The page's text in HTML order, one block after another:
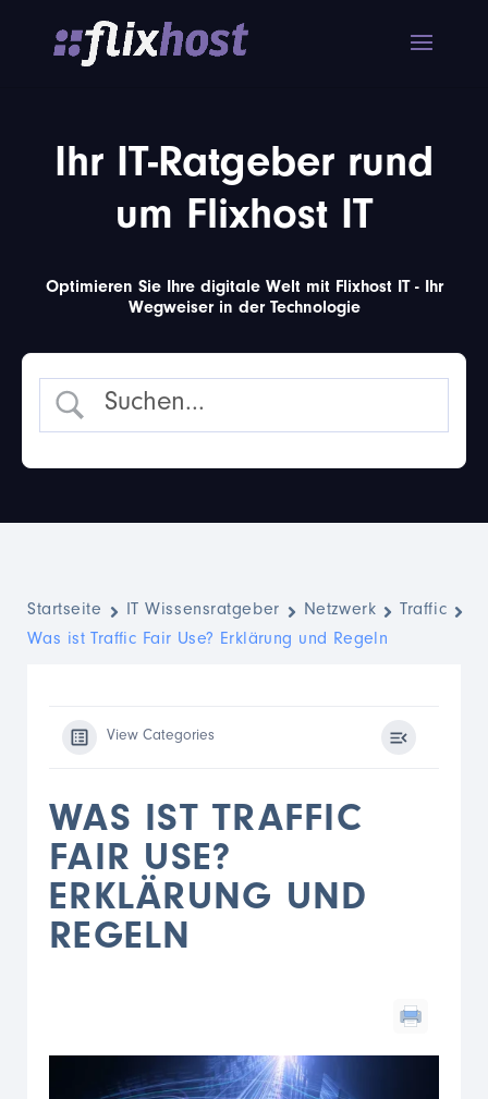
Ihr IT-Ratgeber rund
um Flixhost IT
Optimieren Sie Ihre digitale Welt mit Flixhost IT - Ihr
Wegweiser in der Technologie
Startseite IT Wissensratgeber Netzwerk
Traffic
Was ist Traffic Fair Use? Erklärung und Regeln
View Categories
WAS IST TRAFFIC
FAIR USE?
ERKLÄRUNG UND
REGELN